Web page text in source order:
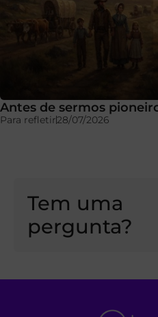
Antes de sermos
Para refletir28/07/2026
Tem uma
pergunta?